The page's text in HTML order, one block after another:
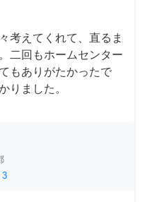
考えてくれて、直るま
二回もホームセンター
もありがたかったで
りました。
3